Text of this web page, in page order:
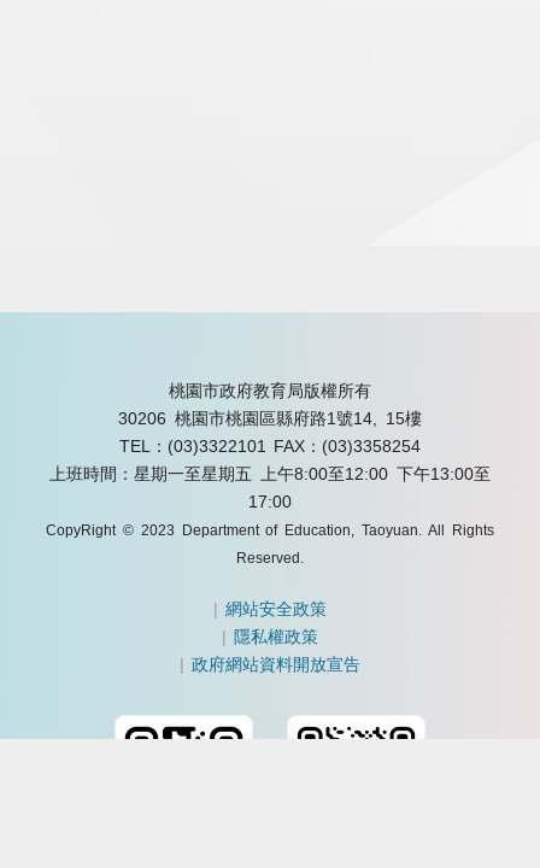
桃園市政府教育局版權所有
30206 桃園市桃園區縣府路1號14, 15樓
TEL：(03)3322101
FAX：(03)3358254
上班時間：星期一至星期五 上午8:00至12:00 下午13:00至
17:00
CopyRight © 2023 Department of Education, Taoyuan. All Rights
Reserved.
|網站安全政策
| 隱私權政策
|政府網站資料開放宣告